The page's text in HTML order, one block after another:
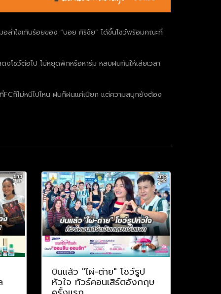
ลำใจเกินร้อยของ “บอย ศิริชัย” ได้ขึ้นโชว์พร้อมคณะที่
ชว์ต่อไป ไม่หยุดพักหรือหาร่ม หลบฝนกันให้เสียเวลา
FCก็ไม่หนีไปไหน ฝนก็ฝนแค่เปียก แต่ความสนุกยังต้อง
บินแล้ว "ไผ่-ต่าย" โชว์รูป
หัวใจ ทัวร์คอนเสิร์ตอังกฤษ